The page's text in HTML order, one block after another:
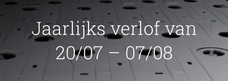
Plaatbewerking
Lasconstructie
Poederlakken
Jaarlijks verlof van
20/07 – 07/08